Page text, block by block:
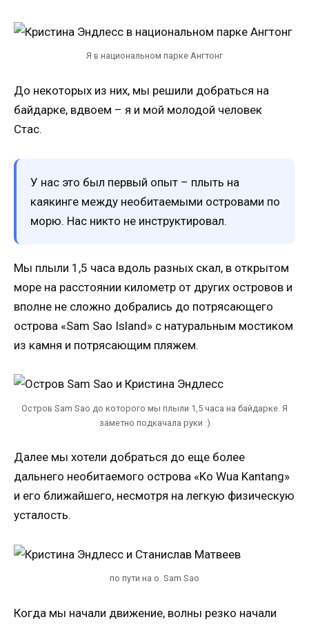
Я в национальном парке Ангтонг
До некоторых из них, мы решили добраться на
байдарке, вдвоем – я и мой молодой человек
Стас.
У нас это был первый опыт – плыть на
каякинге между необитаемыми островами по
морю. Нас никто не инструктировал.
Мы плыли 1,5 часа вдоль разных скал, в открытом
море на расстоянии километр от других островов и
вполне не сложно добрались до потрясающего
острова «Sam Sao Island» с натуральным мостиком
из камня и потрясающим пляжем.
Остров Sam Sao до которого мы плыли 1,5 часа на байдарке. Я
заметно подкачала руки :)
Далее мы хотели добраться до еще более
дальнего необитаемого острова «Ko Wua Kantang»
и его ближайшего, несмотря на легкую физическую
усталость.
по пути на о. Sam Sao
Когда мы начали движение, волны резко начали